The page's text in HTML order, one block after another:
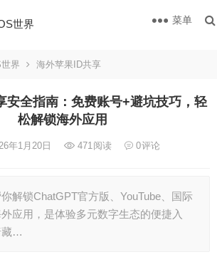
菜单
界 海外苹果ID共享
安全指南：免费账号+避坑技巧，轻
松解锁海外应用
年1月20日 471阅读 0评论
解锁ChatGPT官方版、YouTube、国际
应用，是体验多元数字生态的便捷入
藏…